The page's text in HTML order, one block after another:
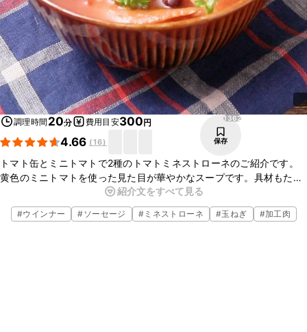
調理時間 20分 費用目安300円
4.66 (16)
1362
保存
トマト缶とミニトマトで2種のトマトミネストローネのご紹介です。
黄色のミニトマトを使った見た目が華やかなスープです。具材もたっ
ぷりで食べ応えも抜群ですよ。粉チーズをかけることにより、コクも
アップして美味しくなりますよ。ぜひ、お試し下さい。
紹介文をすべて見る
#ウインナー #ソーセージ # ミネストローネ #玉ねぎ #加工肉